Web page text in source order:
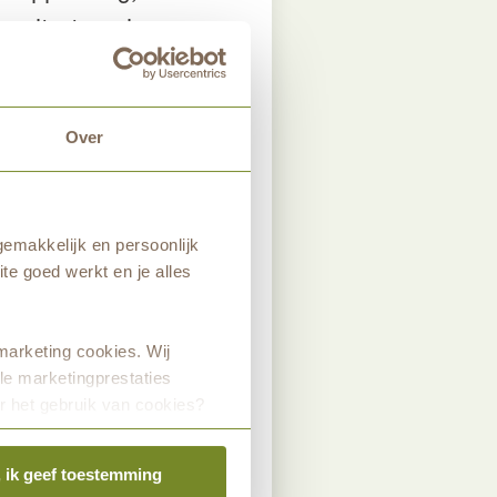
Over
en persoonlijk
goed werkt en je alles
cookies. Wij
marketingprestaties
gebruik van cookies?
ik geef toestemming
veel
en
vol en zal hij
laag bij
of struik weer